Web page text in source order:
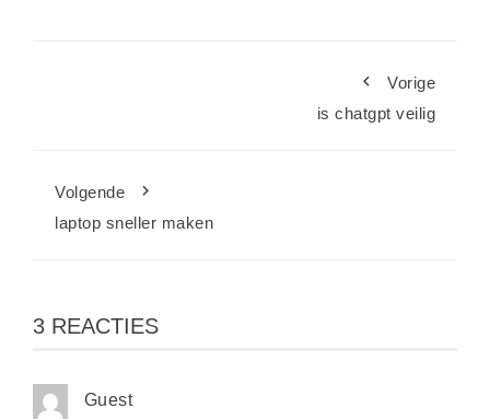
Vorige
is chatgpt veilig
Volgende
laptop sneller maken
3 REACTIES
Guest